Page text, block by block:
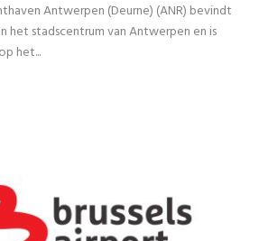
Antwerpen (Deurne) (ANR) bevindt
het stadscentrum van Antwerpen en is
het...